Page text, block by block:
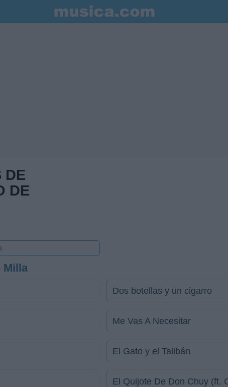
DE
DE
Milla
Dos botellas y un cigarro
Me Vas A Necesitar
El Gato y el Talibán
El Quijote De Don Chuy (ft.